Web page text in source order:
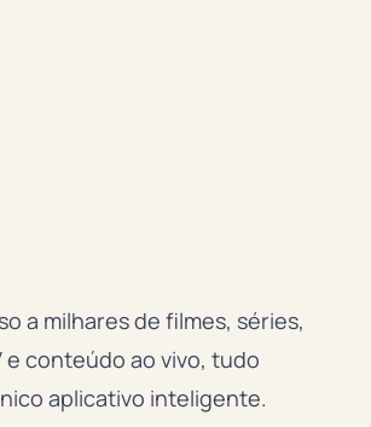
a milhares de filmes, séries,
e conteúdo ao vivo, tudo
aplicativo inteligente.